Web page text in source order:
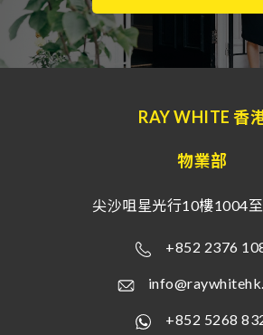
RAY WHITE 香
物業部
尖沙咀星光行10樓1004
+852 2376
+852 5268